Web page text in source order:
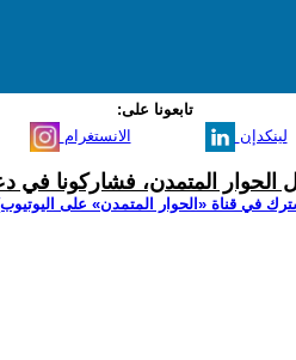
تابعونا على:
الانستغرام لينكدإن
الحوار المتمدن، فشاركونا في
في قناة ‫«الحوار المتمدن» على